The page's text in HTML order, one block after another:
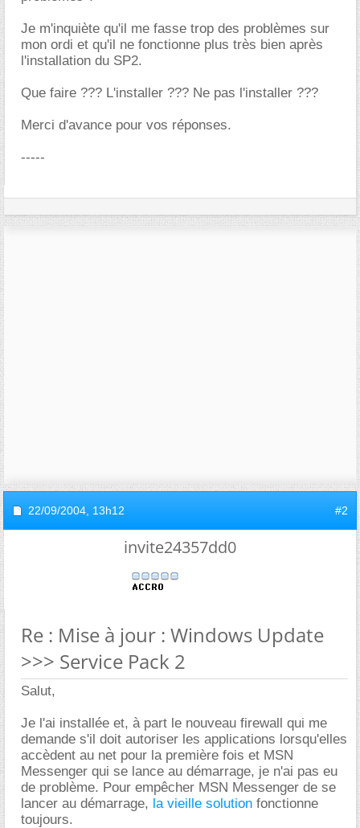
Je m'inquiète qu'il me fasse trop des problèmes sur
mon ordi et qu'il ne fonctionne plus très bien après
l'installation du SP2.
Que faire ??? L'installer ??? Ne pas l'installer ???
Merci d'avance pour vos réponses.
-----
22/09/2004, 13h12 #2
invite24357dd0
Re : Mise à jour : Windows Update
>>> Service Pack 2
Salut,
Je l'ai installée et, à part le nouveau firewall qui me
demande s'il doit autoriser les applications lorsqu'elles
accèdent au net pour la première fois et MSN
Messenger qui se lance au démarrage, je n'ai pas eu
de problème. Pour empêcher MSN Messenger de se
lancer au démarrage, la vieille solution fonctionne
toujours.